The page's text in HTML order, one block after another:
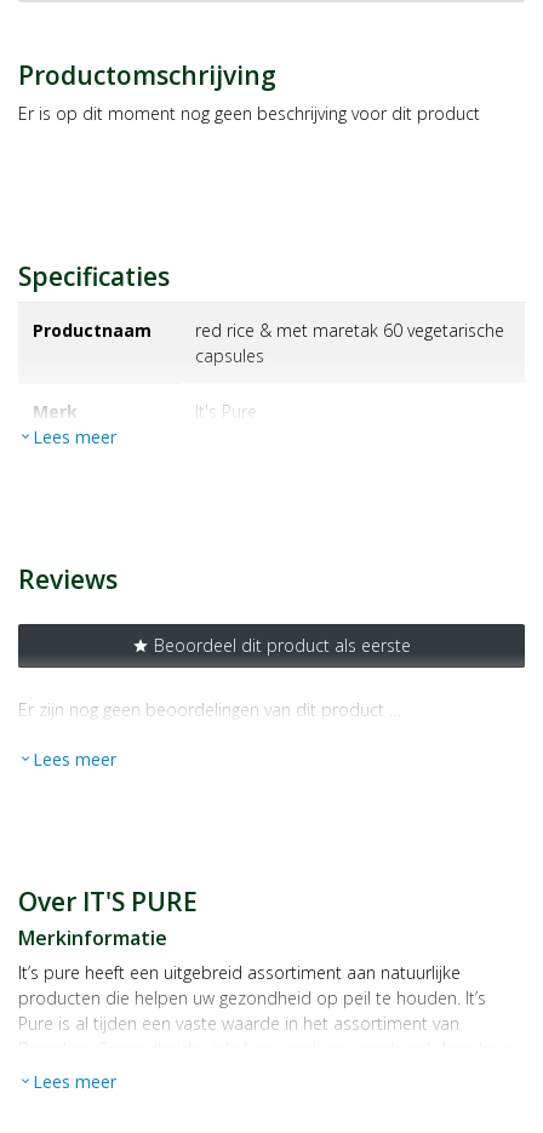
Productomschrijving
Er is op dit moment nog geen beschrijving voor dit product
Specificaties
Productnaam
red rice & met maretak 60 vegetarische
capsules
Merk it's pure
expand_more Lees meer
Reviews
star Beoordeel dit product als eerste
Er zijn nog geen beoordelingen van dit product …
expand_more Lees meer
Over IT'S PURE
Merkinformatie
It’s pure heeft een uitgebreid assortiment aan natuurlijke
producten die helpen uw gezondheid op peil te houden. It’s
Pure is al tijden een vaste waarde in het assortiment van
gebruikers. In het ruime assortiment van Broeders
expand_more Lees meer